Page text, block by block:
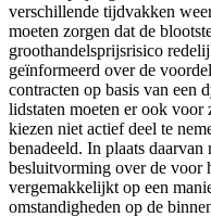
verschillende tijdvakken
moeten zorgen dat de
groothandelsprijsrisico
geïnformeerd over de
contracten op basis van een
lidstaten moeten er ook voor
kiezen niet actief deel te
benadeeld. In plaats
besluitvorming over de voor
vergemakkelijkt op een
omstandigheden op de